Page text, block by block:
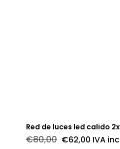
Red de luces led calido
€80,00 El
€62,00ElIVA